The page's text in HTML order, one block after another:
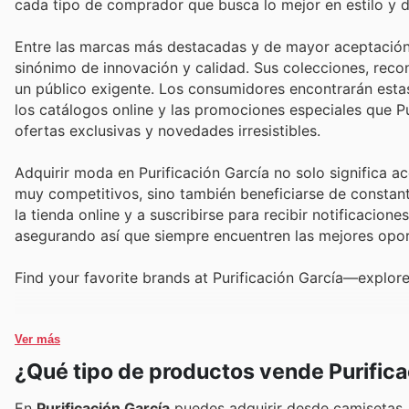
cada tipo de comprador que busca lo mejor en estilo y
Entre las marcas más destacadas y de mayor
sinónimo de innovación y calidad. Sus colecciones,
un público exigente. Los consumidores encontrarán
los catálogos online y las promociones especiales que
ofertas exclusivas y novedades irresistibles.
Adquirir moda en Purificación García no solo significa
muy competitivos, sino también beneficiarse de
la tienda online y a suscribirse para recibir
asegurando así que siempre encuentren las mejores
Find your favorite brands at Purificación
Ver más
¿Qué tipo de productos vende